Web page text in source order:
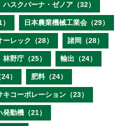
ハスクバーナ・ゼノア（32）
日本農業機械工業会（29）
ーレック（28） 諸岡（28）
林野庁（25） 輸出（24）
） 肥料（24）
キコーポレーション（23）
発動機（21）